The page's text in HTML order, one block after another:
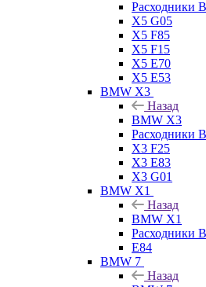
Расходники
X5 G05
X5 F85
X5 F15
X5 E70
X5 E53
BMW X3
Назад
BMW X3
Расходники
X3 F25
X3 E83
X3 G01
BMW X1
Назад
BMW X1
Расходники
E84
BMW 7
Назад